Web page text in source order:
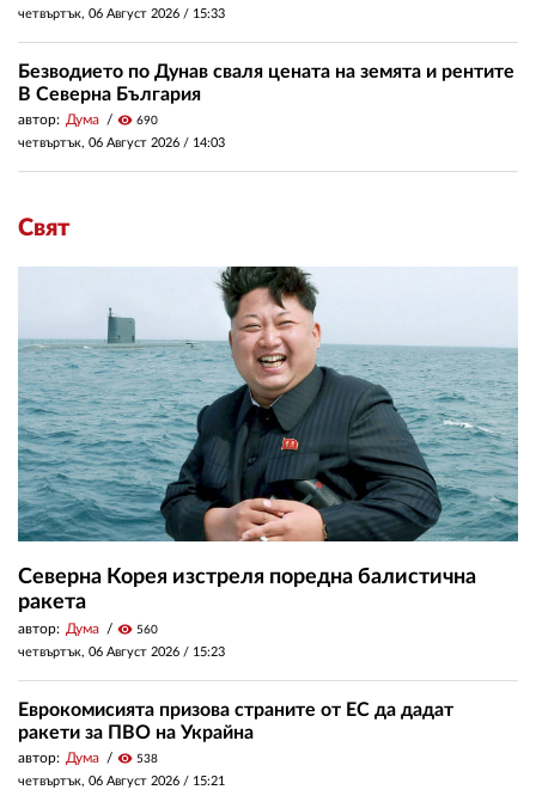
четвъртък, 06 Август 2026 / 15:33
Безводието по Дунав сваля цената на земята и рентите
В Северна България
автор: Дума visibility 690
четвъртък, 06 Август 2026 / 14:03
Свят
Северна Корея изстреля поредна балистична
ракета
автор: Дума visibility 560
четвъртък, 06 Август 2026 / 15:23
Еврокомисията призова страните от ЕС да дадат
ракети за ПВО на Украйна
автор: Дума visibility 538
четвъртък, 06 Август 2026 / 15:21